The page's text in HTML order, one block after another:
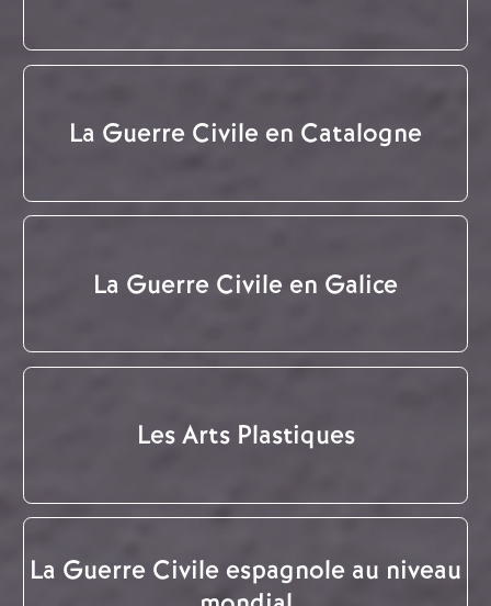
La Guerre Civile en Catalogne
La Guerre Civile en Galice
Les Arts Plastiques
La Guerre Civile espagnole au niveau